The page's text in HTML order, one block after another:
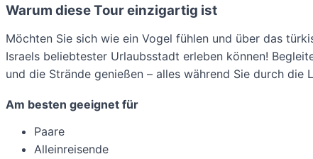
Warum diese Tour einzigartig ist
Möchten Sie sich wie ein Vogel fühlen und über das
Israels beliebtester Urlaubsstadt erleben können!
und die Strände genießen – alles während Sie durch die
Am besten geeignet für
Paare
Alleinreisende